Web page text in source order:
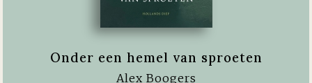
Onder een hemel van sproeten
Alex Boogers